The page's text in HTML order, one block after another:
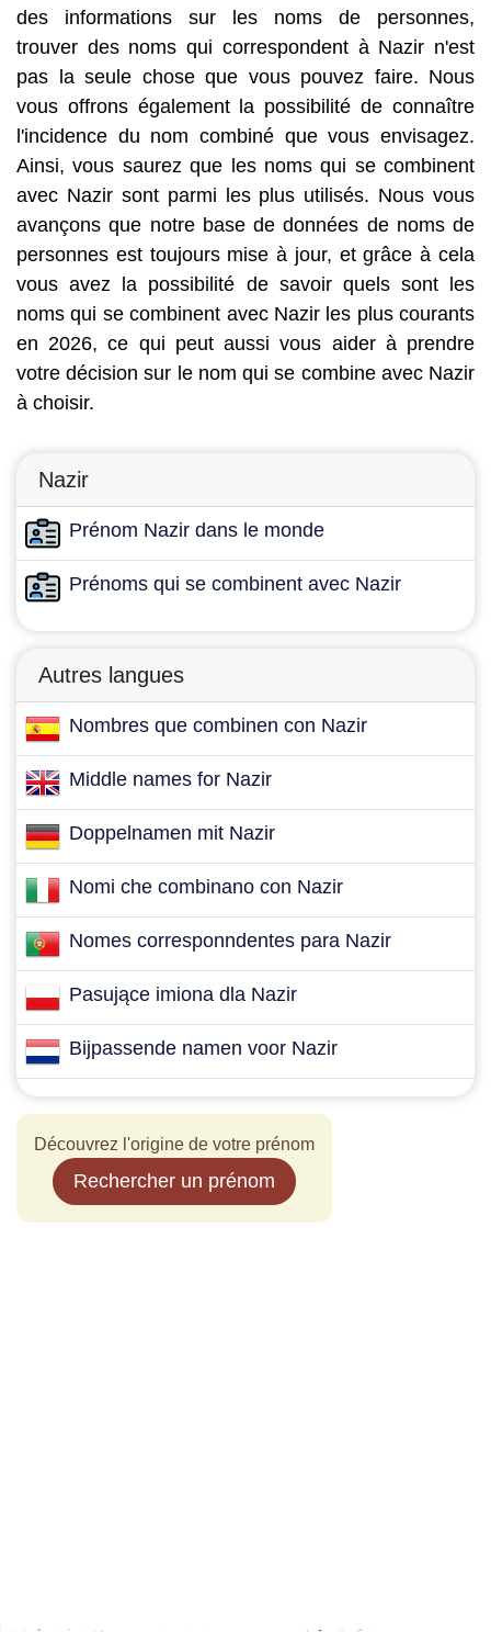
des informations sur les noms de personnes,
trouver des noms qui correspondent à Nazir n'est
pas la seule chose que vous pouvez faire. Nous
vous offrons également la possibilité de connaître
l'incidence du nom combiné que vous envisagez.
Ainsi, vous saurez que les noms qui se combinent
avec Nazir sont parmi les plus utilisés. Nous vous
avançons que notre base de données de noms de
personnes est toujours mise à jour, et grâce à cela
vous avez la possibilité de savoir quels sont les
noms qui se combinent avec Nazir les plus courants
en 2026, ce qui peut aussi vous aider à prendre
votre décision sur le nom qui se combine avec Nazir
à choisir.
Nazir
Prénom Nazir dans le monde
Prénoms qui se combinent avec Nazir
Autres langues
Nombres que combinen con Nazir
Middle names for Nazir
Doppelnamen mit Nazir
Nomi che combinano con Nazir
Nomes corresponndentes para Nazir
Pasujące imiona dla Nazir
Bijpassende namen voor Nazir
Découvrez l'origine de votre prénom
Rechercher un prénom